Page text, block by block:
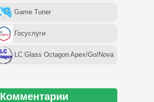
Game Tuner
Госуслуги
LC Glass Octagon Apex/Go/Nova
Комментарии